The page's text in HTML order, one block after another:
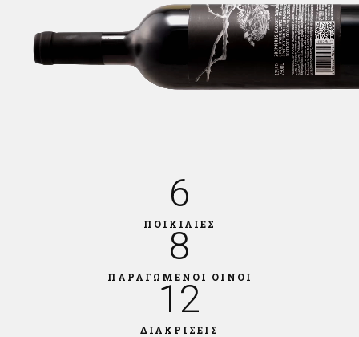
6
ΠΟΙΚΙΛΙΕΣ
8
ΠΑΡΑΓΩΜΕΝΟΙ ΟΙΝΟΙ
12
ΔΙΑΚΡΙΣΕΙΣ